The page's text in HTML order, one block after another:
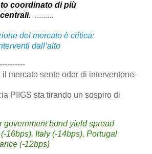
coordinato di più
. .........
del mercato è critica:
dall’alto
mercato sente odor di interventone-
PIIGS sta tirando un sospiro di
government bond yield spread
16bps), Italy (-14bps), Portugal
(-12bps)